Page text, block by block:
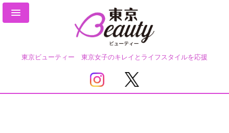
東京ビューティー 東京女子のキレイとライフスタイルを応援